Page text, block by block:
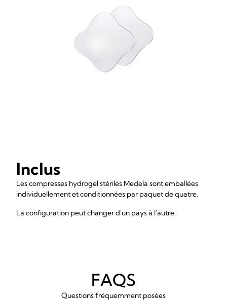
Inclus
Les compresses hydrogel stériles Medela sont emballées
individuellement et conditionnées par paquet de quatre.
La configuration peut changer d'un pays à l'autre.
FAQS
Questions fréquemment posées